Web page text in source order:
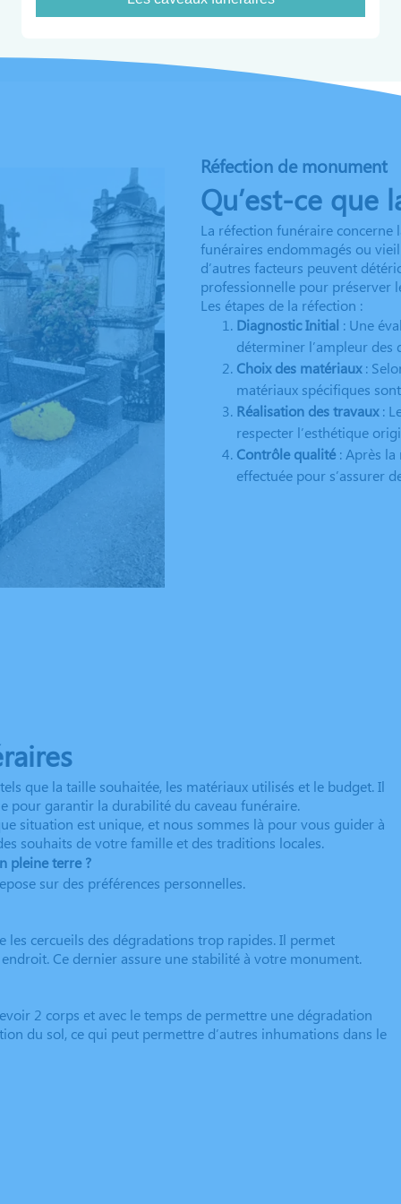
Réfection de monument
Qu’est-ce que
La réfection funéraire
funéraires endommagés ou
d’autres facteurs peuvent
professionnelle pour préserver
Les étapes de la réfection :
Diagnostic Initial : Une
déterminer l’ampleur
Choix des matériaux:
matériaux spécifiques
Réalisation des travaux:
respecter l’esthétique
Contrôle qualité: Après la
effectuée pour s’assurer
que la taille souhaitée, les matériaux utilisés et le budget. Il
pour garantir la durabilité du caveau funéraire.
situation est unique, et nous sommes là pour vous guider à
souhaits de votre famille et des traditions locales.
pleine terre ?
sur des préférences personnelles.
cercueils des dégradations trop rapides. Il permet
Ce dernier assure une stabilité à votre monument.
2 corps et avec le temps de permettre une dégradation
du sol, ce qui peut permettre d’autres inhumations dans le